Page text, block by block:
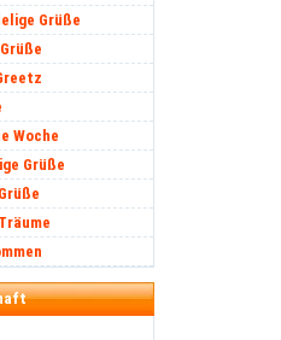
Grüße
Woche
Grüße